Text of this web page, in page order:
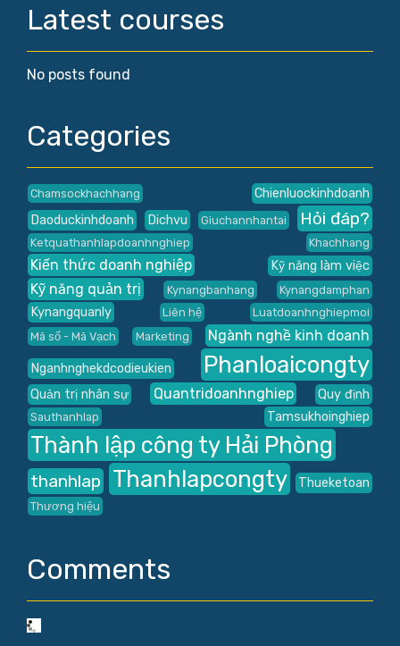
Latest courses
No posts found
Categories
Chamsockhachhang
Chienluockinhdoanh
Daoduckinhdoanh
Dichvu Giuchannhantai Hỏi đáp?
Ketquathanhlapdoanhnghiep Khachhang
Kiến thức doanh nghiệp Kỹ năng làm việc
Kỹ năng quản trị Kynangbanhang Kynangdamphan
Kynangquanly Liên hệ
Luatdoanhnghiepmoi
Mã số - Mã Vạch
Marketing Ngành nghề kinh doanh
Nganhnghekdcodieukien Phanloaicongty
Quản trị nhân sự Quantridoanhnghiep Quy định
Sauthanhlap Tamsukhoinghiep
Thành lập công ty Hải Phòng
thanhlap Thanhlapcongty Thueketoan
Thương hiệu
Comments